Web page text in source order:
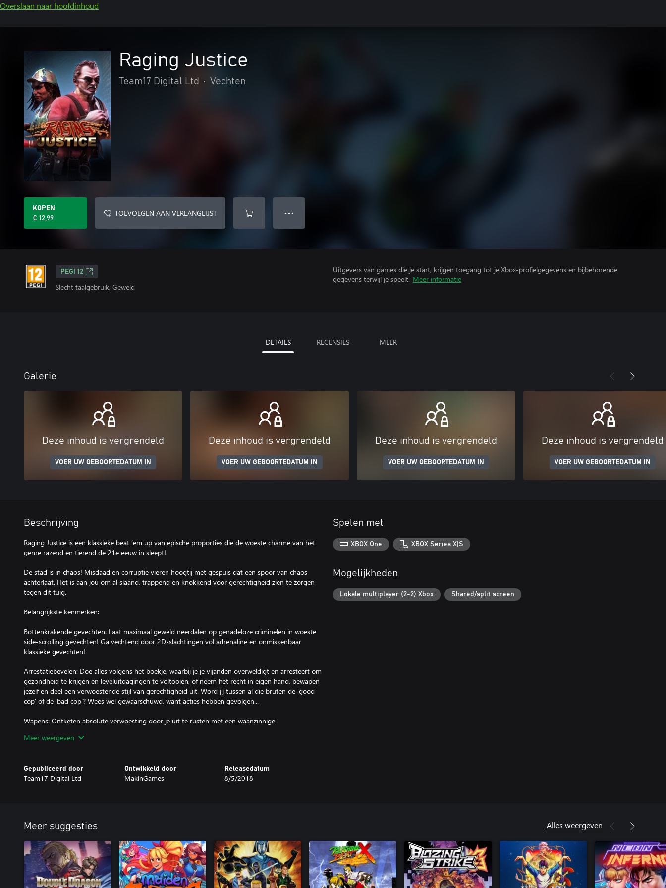
Overslaan naar hoofdinhoud
Raging Justice
Team17 Digital Ltd • Vechten
KOPEN
€ 12,99
TOEVOEGEN AAN VERLANGLIJST ● ● ●
PEGI 12
Slecht taalgebruik, Geweld
Uitgevers van games die je start, krijgen toegang tot je Xbox-profielgegevens en bijbehorende
gegevens terwijl je speelt. Meer informatie
DETAILS RECENSIES MEER
Galerie
Deze inhoud is vergrendeld
VOER UW GEBOORTEDATUM IN
Deze inhoud is vergrendeld
VOER UW GEBOORTEDATUM IN
Deze inhoud is vergrendeld
VOER UW GEBOORTEDATUM IN
Deze inhoud is vergrendeld
VOER UW GEBOORTEDATUM IN
Beschrijving
Raging Justice is een klassieke beat ‘em up van epische proporties die de woeste charme van het
genre razend en tierend de 21e eeuw in sleept!
De stad is in chaos! Misdaad en corruptie vieren hoogtij met gespuis dat een spoor van chaos
achterlaat. Het is aan jou om al slaand, trappend en knokkend voor gerechtigheid zien te zorgen
tegen dit tuig.
Belangrijkste kenmerken:
Bottenkrakende gevechten: Laat maximaal geweld neerdalen op genadeloze criminelen in woeste
side-scrolling gevechten! Ga vechtend door 2D-slachtingen vol adrenaline en onmiskenbaar
klassieke gevechten!
Arrestatiebevelen: Doe alles volgens het boekje, waarbij je je vijanden overweldigt en arresteert om
gezondheid te krijgen en leveluitdagingen te voltooien, of neem het recht in eigen hand, bewapen
jezelf en deel een verwoestende stijl van gerechtigheid uit. Word jij tussen al die bruten de 'good
cop' of de 'bad cop'? Wees wel gewaarschuwd, want acties hebben gevolgen...
Wapens: Ontketen absolute verwoesting door je uit te rusten met een waanzinnige
mes door steegjes of maai boeven neer met een grasmaaier! Gerechtigheid voelde nog nooit zo
Lokale co-op: Pak de criminele wereld in je eentje aan of werk samen met een partner in een co-op
bloedbad! Algehele vernietiging is gegarandeerd wanneer je de innerlijke woede ontketent... Zorg er
Algemeen klassement: Vergeet good cop/bad cop, zet je zonnebril af en probeer de beste agent te
worden! Naarmate de spanning stijgt, stijgt ook je score. Heb jij het in je om echt geweldig te zijn?
Meer weergeven
Gepubliceerd door
Team17 Digital Ltd
Ontwikkeld door
MakinGames
Releasedatum
8/5/2018
Spelen met
XBOX One XBOX Series X|S
Mogelijkheden
Lokale multiplayer (2-2) Xbox Shared/split screen
Meer suggesties Alles weergeven